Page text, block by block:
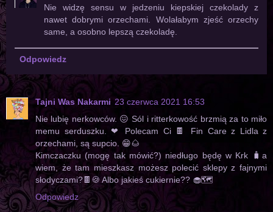
Nie widzę sensu w jedzeniu kiepskiej czekolady z
nawet dobrymi orzechami. Wolałabym zjeść orzechy
same, a osobno lepszą czekoladę.
Odpowiedz
Tajni Was Nakarmi 23 czerwca 2021 16:53
Nie lubię nerkowców. 😖 Sól i ritterkowość brzmią za to miło
memu serduszku. ❤ Polecam Ci 🍫 Fin Care z Lidla z
orzechami, są supcio. 😁🌰
Kimczaczku (mogę tak mówić?) niedługo będę w Krk 🧳a
wiem, że tam mieszkasz możesz polecić sklepy z fajnymi
słodyczami?🍫🍪 Albo jakieś cukiernie?? 🧁🗺
Odpowiedz